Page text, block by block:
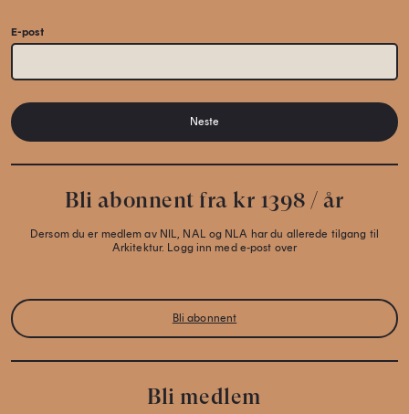
E-post
Neste
Bli abonnent fra kr 1398 / år
Dersom du er medlem av NIL, NAL og NLA har du allerede tilgang til
Arkitektur. Logg inn med e-post over
Bli abonnent
Bli medlem